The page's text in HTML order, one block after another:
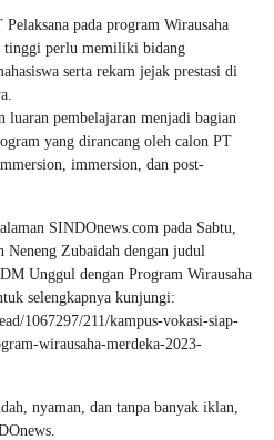
pada program Wirausaha
tinggi perlu memiliki bidang
serta rekam jejak prestasi di
luaran pembelajaran menjadi bagian
yang dirancang oleh calon PT
immersion, dan post-
SINDOnews.com pada Sabtu,
Zubaidah dengan judul
Unggul dengan Program Wirausaha
selengkapnya kunjungi:
1067297/211/kampus-vokasi-siap-
wirausaha-merdeka-2023-
nyaman, dan tanpa banyak iklan,